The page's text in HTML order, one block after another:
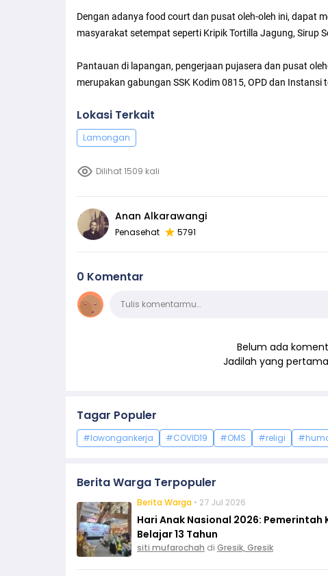
Dengan adanya food court dan pusat oleh-oleh ini, dapat
masyarakat setempat seperti Kripik Tortilla Jagung, Sirup
Pantauan di lapangan, pengerjaan pujasera dan pusat
merupakan gabungan SSK Kodim 0815, OPD dan
Lokasi Terkait
Lamongan
Dilihat 1509 kali
Anan Alkarawangi
Penasehat 5791
0 Komentar
KomentarTulis komentarmu…
Belum ada
Jadilah yang
Tagar Populer
#lowongankerja #COVID19 #OMS #religi
Berita Warga Terpopuler
Berita Warga • 27 Jul 2026
Hari Anak Nasional 2026:
Belajar 13 Tahun
siti mufarochah di Gresik, Gresik